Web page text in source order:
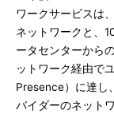
ワークサービスは
ネットワークと、
ータセンターから
ットワーク経由で
Presence）に達し
バイダーのネット